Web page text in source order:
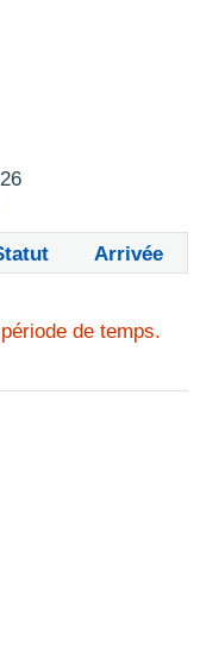
Arrivée
de temps.